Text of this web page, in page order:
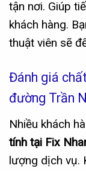
tận nơi. Giúp
khách hàng.
thuật viên sẽ
Đánh giá
đường Trần
Nhiều khách
tính tại Fix
lượng dịch vụ.